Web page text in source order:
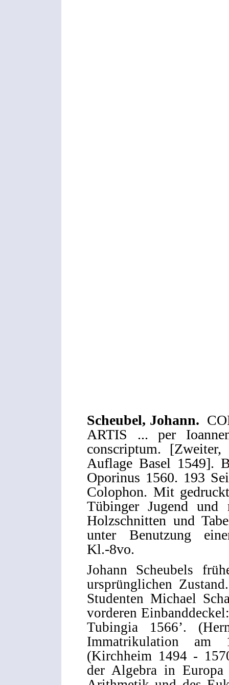
Scheubel, Johann.
ARTIS ... per
conscriptum.
Auflage Basel 1549].
Oporinus 1560. 193
Colophon. Mit
Tübinger Jugend und
Holzschnitten und
unter Benutzung
Kl.-8vo.
Johann Scheubels
ursprünglichen
Studenten Michael
vorderen
Tubingia 1566’.
Immatrikulation am
(Kirchheim 1494 -
der Algebra in